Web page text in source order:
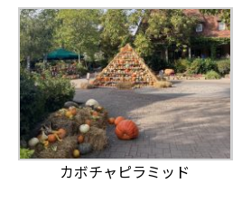
カボチャピラミッド